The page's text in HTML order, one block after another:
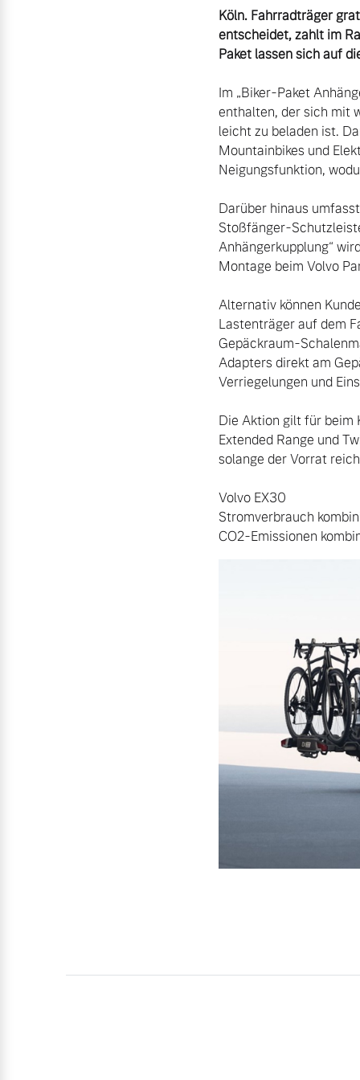
Aktuelle Zubehörangebote
Köln. Fahrradträger
entscheidet, zahlt im
Paket lassen sich auf
Im „Biker-Paket
enthalten, der sich mit
leicht zu beladen ist.
Mountainbikes und
Neigungsfunktion,
Darüber hinaus
Stoßfänger-
Anhängerkupplung“
Montage beim Volvo
Alternativ können
Lastenträger auf dem
Gepäckraum-
Adapters direkt am
Verriegelungen und
Die Aktion gilt für beim
Extended Range und
solange der Vorrat
Volvo EX30
Stromverbrauch
CO2-Emissionen